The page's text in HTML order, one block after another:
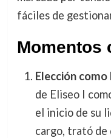
fáciles de
Momentos
Elección
de Eliseo I
el inicio de su
cargo, trató de